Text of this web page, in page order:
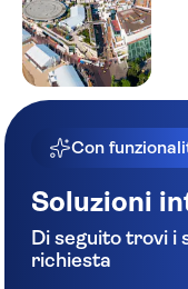
Con
Soluzioni
Di seguito trovi i
richiesta